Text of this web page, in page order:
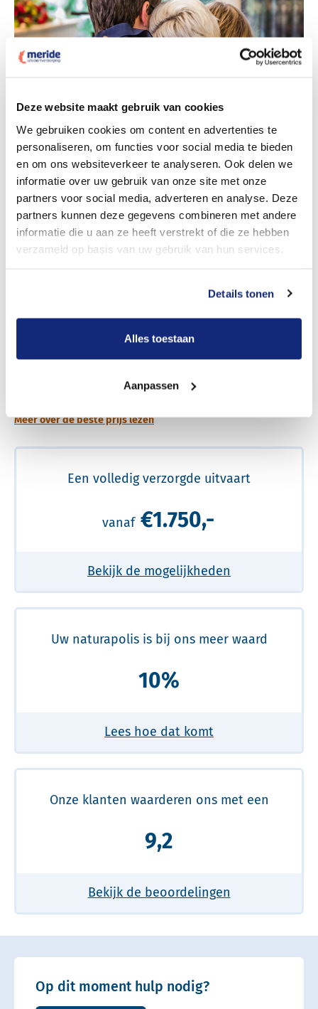
Deze website maakt gebruik van cookies
We gebruiken cookies om content en advertenties te
personaliseren, om functies voor social media te bieden
en om ons websiteverkeer te analyseren. Ook delen we
informatie over uw gebruik van onze site met onze
partners voor social media, adverteren en analyse. Deze
partners kunnen deze gegevens combineren met andere
informatie die u aan ze heeft verstrekt of die ze hebben
verzameld op basis van uw gebruik van hun services.
Details tonen
Alles toestaan
Aanpassen
Dit kost een crematie
Bekijk tarieven voor begrafenis
Meer over de beste prijs lezen
Een volledig verzorgde uitvaart
vanaf €1.750,-
Bekijk de mogelijkheden
Uw naturapolis is bij ons meer waard
10%
Lees hoe dat komt
Onze klanten waarderen ons met een
9,2
Bekijk de beoordelingen
Op dit moment hulp nodig?